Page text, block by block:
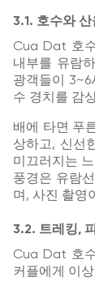
3.1. 호수와
Cua Dat 호
내부를 유람
광객들이
수 경치를 감
배에 타면 푸
상하고, 신선
미끄러지는
풍경은 유람
며, 사진 촬영
3.2. 트레킹,
Cua Dat 호
커플에게 이